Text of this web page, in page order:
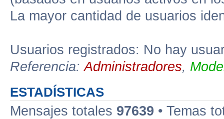
La mayor cantidad de usuarios
Usuarios registrados: No hay
Referencia:Administradores,
ESTADÍSTICAS
Mensajes totales 97639 • Temas